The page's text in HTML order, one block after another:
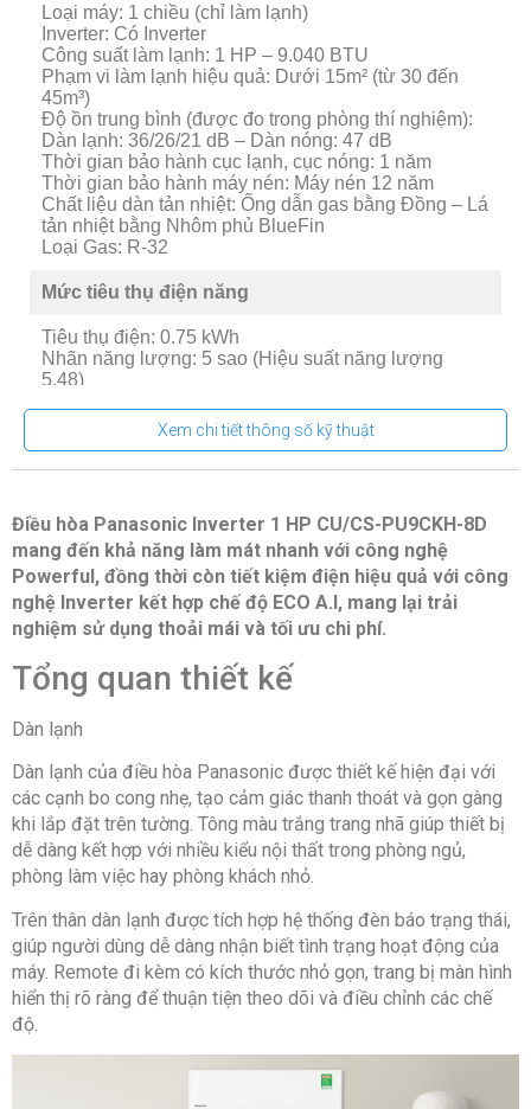
Loại máy: 1 chiều (chỉ làm lạnh)
Inverter: Có Inverter
Công suất làm lạnh: 1 HP – 9.040 BTU
Phạm vi làm lạnh hiệu quả: Dưới 15m² (từ 30 đến
45m³)
Độ ồn trung bình (được đo trong phòng thí nghiệm):
Dàn lạnh: 36/26/21 dB – Dàn nóng: 47 dB
Thời gian bảo hành cục lạnh, cục nóng: 1 năm
Thời gian bảo hành máy nén: Máy nén 12 năm
Chất liệu dàn tản nhiệt: Ống dẫn gas bằng Đồng – Lá
tản nhiệt bằng Nhôm phủ BlueFin
Loại Gas: R-32
Mức tiêu thụ điện năng
Tiêu thụ điện: 0.75 kWh
Nhãn năng lượng: 5 sao (Hiệu suất năng lượng
5.48)
Lọc bụi, kháng khuẩn, khử mùi: Nanoe-G lọc bụi mịn
PM2.5
Công nghệ làm lạnh
Chế độ gió: Đảo gió lên xuống tự động, trái phải tùy
chỉnh tay
Công nghệ làm lạnh nhanh: Powerful
Tiện ích
-Điều khiển bằng điện thoại, có Wi-Fi
-Sleep Mode
-Dàn nóng phủ lớp BlueFin chống ăn mòn
-Chức năng tự chẩn đoán lỗi
-Chức năng khử ẩm
-Hoạt động siêu êm Quiet
-Tự khởi động lại khi có điện
-Nắp dàn lạnh có thể tháo rời, dễ dàng vệ sinh
Thông số kích thước/lắp đặt
21.4 cm
Kích thước dàn nóng: Dài 72.8 cm – Cao 51.1 cm –
Xem chi tiết thông số kỹ thuật
Điều hòa Panasonic Inverter 1 HP CU/CS-PU9CKH-8D
mang đến khả năng làm mát nhanh với công nghệ
Powerful, đồng thời còn tiết kiệm điện hiệu quả với công
nghệ Inverter kết hợp chế độ ECO A.I, mang lại trải
nghiệm sử dụng thoải mái và tối ưu chi phí.
Tổng quan thiết kế
Dàn lạnh
Dàn lạnh của điều hòa Panasonic được thiết kế hiện đại với
các cạnh bo cong nhẹ, tạo cảm giác thanh thoát và gọn gàng
khi lắp đặt trên tường. Tông màu trắng trang nhã giúp thiết bị
dễ dàng kết hợp với nhiều kiểu nội thất trong phòng ngủ,
phòng làm việc hay phòng khách nhỏ.
Trên thân dàn lạnh được tích hợp hệ thống đèn báo trạng thái,
giúp người dùng dễ dàng nhận biết tình trạng hoạt động của
máy. Remote đi kèm có kích thước nhỏ gọn, trang bị màn hình
hiển thị rõ ràng để thuận tiện theo dõi và điều chỉnh các chế
độ.